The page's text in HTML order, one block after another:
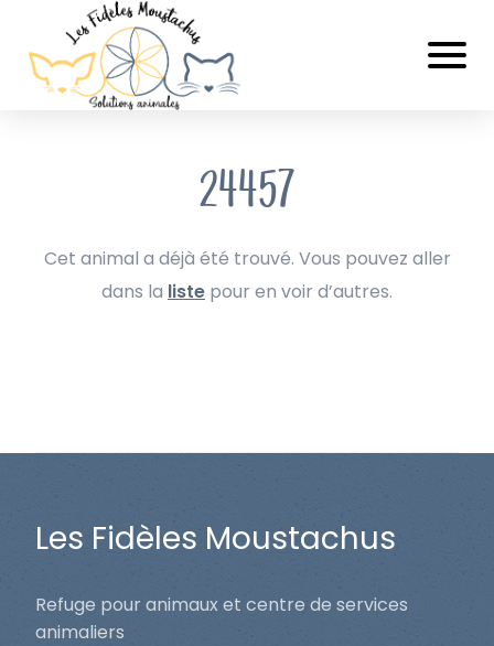
24457
Cet animal a déjà été trouvé. Vous pouvez aller
dans la liste pour en voir d’autres.
Les Fidèles Moustachus
Refuge pour animaux et centre de services
animaliers